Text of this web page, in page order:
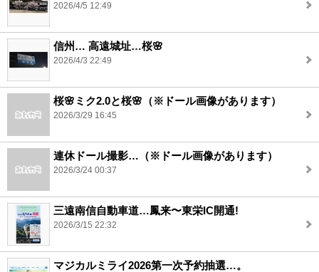
2026/4/5 12:49
信州… 高遠城址…桜🌸
2026/4/3 22:49
桜🌸ミク2.0と桜🌸（※ドール画像があります）
2026/3/29 16:45
連休ドール撮影…（※ドール画像があります）
2026/3/24 00:37
三遠南信自動車道…鳳来〜東栄IC開通!
2026/3/15 22:32
マジカルミライ2026第一次予約抽選…。